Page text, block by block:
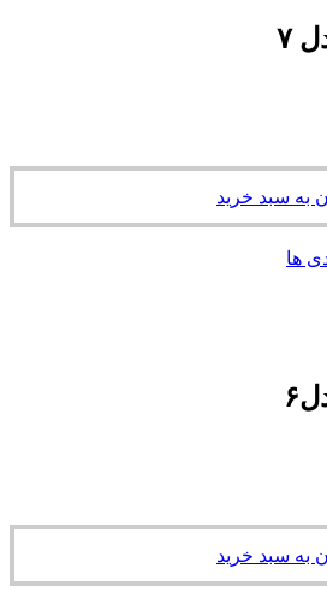
۷
به سبد خرید
ها
به سبد خرید